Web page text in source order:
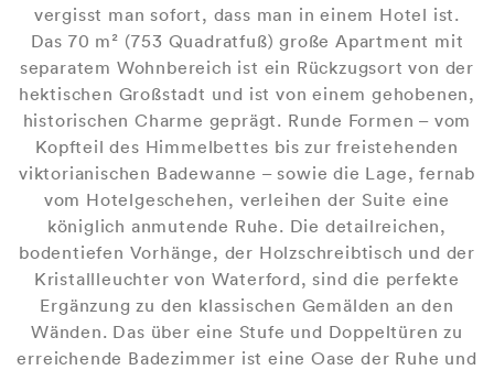
vergisst man sofort, dass man in einem Hotel ist.
Das 70 m² (753 Quadratfuß) große Apartment mit
separatem Wohnbereich ist ein Rückzugsort von der
hektischen Großstadt und ist von einem gehobenen,
historischen Charme geprägt. Runde Formen – vom
Kopfteil des Himmelbettes bis zur freistehenden
viktorianischen Badewanne – sowie die Lage, fernab
vom Hotelgeschehen, verleihen der Suite eine
königlich anmutende Ruhe. Die detailreichen,
bodentiefen Vorhänge, der Holzschreibtisch und der
Kristallleuchter von Waterford, sind die perfekte
Ergänzung zu den klassischen Gemälden an den
Wänden. Das über eine Stufe und Doppeltüren zu
erreichende Badezimmer ist eine Oase der Ruhe und